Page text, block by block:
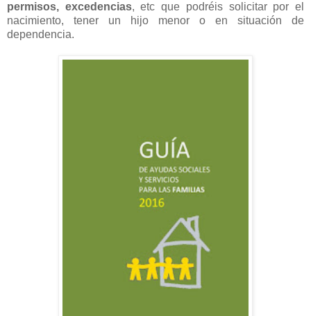
permisos, excedencias, etc que podréis solicitar por el
nacimiento, tener un hijo menor o en situación de
dependencia.